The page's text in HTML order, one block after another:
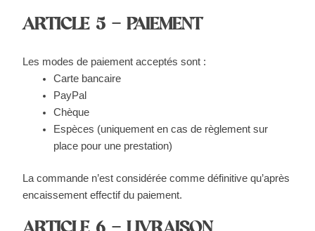
ARTICLE 5 – PAIEMENT
Les modes de paiement acceptés sont :
Carte bancaire
PayPal
Chèque
Espèces (uniquement en cas de règlement sur
place pour une prestation)
La commande n’est considérée comme définitive qu’après
encaissement effectif du paiement.